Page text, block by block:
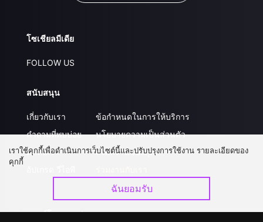
โซเชียลมีเดีย
FOLLOW US
สนับสนุน
เกี่ยวกับเรา
คำถามที่พบบ่อย
ติดต่อเรา
ข้อกำหนดในการให้บริการ
นโยบายความเป็นส่วนตัว
ส่งผลงานของคุณ
ดาวน์โหลดแอป
เราใช้คุกกี้เพื่อดำเนินการเว็บไซต์นี้และปรับปรุงการใช้งาน รายละเอียดของ
คุกกี้
ฉันยอมรับ